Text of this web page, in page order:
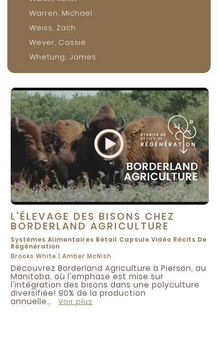
Warren, Michael
Weiss, Zach
Wever, Cassie
Whetung, James
White, Brooks
White, Brooks and Jen
Williams, Joel
Wilson, Rev. Dr. Michael
L'ÉLEVAGE DES BISONS CHEZ
BORDERLAND AGRICULTURE
Systèmes Alimentaires Bétail Capsule Vidéo Récits De
Régénération
Brooks White |Amber McNish
Découvrez Borderland Agriculture à Pierson, au
Manitoba, où l'emphase est mise sur
l'intégration des bisons dans une polyculture
diversifiée! 90% de la production
annuelle...Voir plus